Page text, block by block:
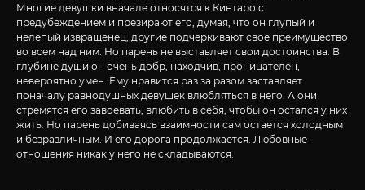
Многие девушки вначале относятся к Кинтаро с
предубеждением и презирают его, думая, что он глупый и
нелепый извращенец, другие подчеркивают свое преимущество
во всем над ним. Но парень не выставляет свои достоинства. В
глубине души он очень добр, находчив, проницателен,
невероятно умен. Ему нравится раз за разом заставляет
поначалу равнодушных девушек влюбляться в него. А они
стремятся его завоевать, влюбить в себя, чтобы он остался у них
жить. Но парень добиваясь взаимности сам остается холодным
и безразличным. И его дорога продолжается. Любовные
отношения никак у него не складываются.